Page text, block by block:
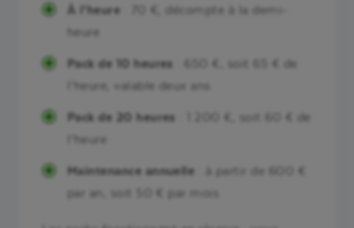
À l’heure : 70 €, décompte à la demi-
heure
Pack de 10 heures
: 650 €, soit 65 € de
l’heure, valable deux ans
Pack de 20 heures
: 1 200 €, soit 60 € de
l’heure
Maintenance annuelle : à partir de 600 €
par an, soit 50 € par mois